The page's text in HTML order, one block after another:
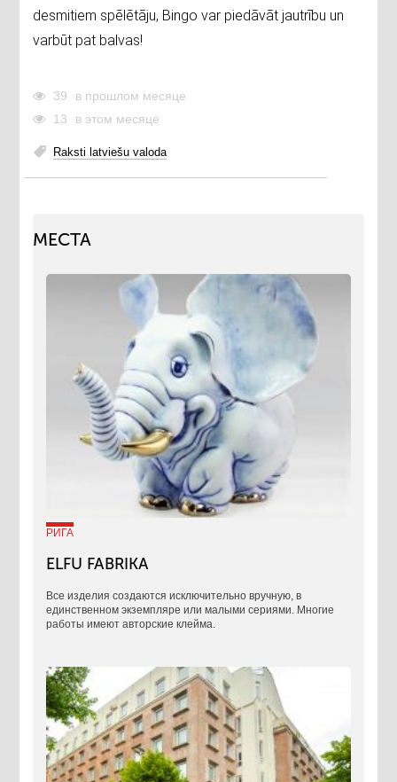
desmitiem spēlētāju, Bingo var piedāvāt jautrību un
varbūt pat balvas!
39
в прошлом месяце
13
в этом месяце
Raksti latviešu valoda
МЕСТА
РИГА
ELFU FABRIKA
Все изделия создаются исключительно вручную, в
единственном экземпляре или малыми сериями. Многие
работы имеют авторские клейма.